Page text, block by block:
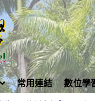
常用連結 數位學